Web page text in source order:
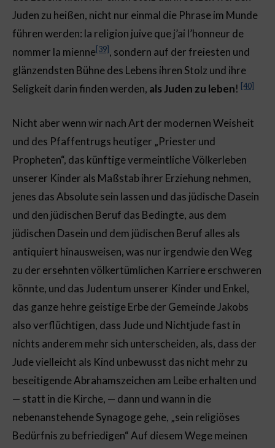
Juden zu heißen, nicht nur einmal die Phrase im Munde
führen werden: la religion juive que j’ai l’honneur de
nommer la mienne[39], sondern auf der freiesten und
glänzendsten Bühne des Lebens ihren Stolz und ihre
Seligkeit darin finden werden, als Juden zu leben! [40]
Nicht aber wenn wir nach Art der modernen Weisheit
und des Pfaffentrugs heutiger „Priester und
Propheten“, das künftige vermeintliche Völkerleben
unserer Kinder als Maßstab ihrer Erziehung nehmen,
jenes das Absolute sein lassen und das jüdische Dasein
und den jüdischen Beruf das Bedingte, aus dem
jüdischen Dasein und dem jüdischen Beruf alles als
antiquiert hinausweisen, was nur irgendwie den Weg
zu der ersehnten völkertümlichen Karriere erschweren
könnte, und das Judentum unserer Kinder und Enkel,
das ganze hehre geistige Erbe der Gemeinde Jakobs
also verflüchtigen, dass Jude und Nichtjude fast in
nichts anderem mehr sich unterscheiden, als, dass der
Jude vielleicht als Kind unbewusst das nicht mehr zu
beseitigende Abrahamszeichen am Leibe erhalten und
— statt in die Kirche, — dann und wann in die
nebenanstehende Synagoge gehe, „sein religiöses
Bedürfnis zu befriedigen“ Auf diesem Wege meinen